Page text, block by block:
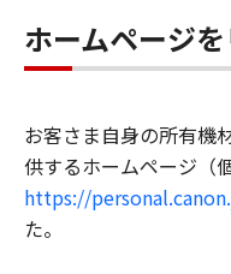
ホームページ
お客さま自身の所有機
供するホームページ（
https://
た。